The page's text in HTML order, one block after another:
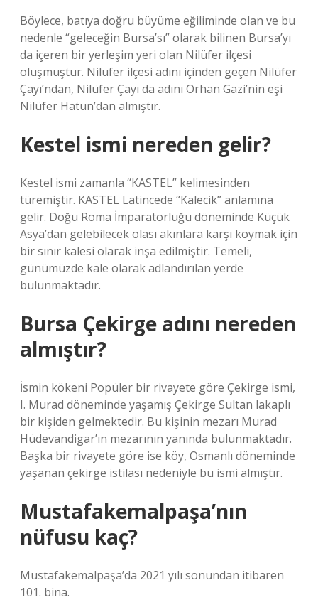
Böylece, batıya doğru büyüme eğiliminde olan ve bu
nedenle “geleceğin Bursa’sı” olarak bilinen Bursa’yı
da içeren bir yerleşim yeri olan Nilüfer ilçesi
oluşmuştur. Nilüfer ilçesi adını içinden geçen Nilüfer
Çayı’ndan, Nilüfer Çayı da adını Orhan Gazi’nin eşi
Nilüfer Hatun’dan almıştır.
Kestel ismi nereden gelir?
Kestel ismi zamanla “KASTEL” kelimesinden
türemiştir. KASTEL Latincede “Kalecik” anlamına
gelir. Doğu Roma İmparatorluğu döneminde Küçük
Asya’dan gelebilecek olası akınlara karşı koymak için
bir sınır kalesi olarak inşa edilmiştir. Temeli,
günümüzde kale olarak adlandırılan yerde
bulunmaktadır.
Bursa Çekirge adını nereden
almıştır?
İsmin kökeni Popüler bir rivayete göre Çekirge ismi,
I. Murad döneminde yaşamış Çekirge Sultan lakaplı
bir kişiden gelmektedir. Bu kişinin mezarı Murad
Hüdevandigar’ın mezarının yanında bulunmaktadır.
Başka bir rivayete göre ise köy, Osmanlı döneminde
yaşanan çekirge istilası nedeniyle bu ismi almıştır.
Mustafakemalpaşa’nın
nüfusu kaç?
Mustafakemalpaşa’da 2021 yılı sonundan itibaren
101. bina.